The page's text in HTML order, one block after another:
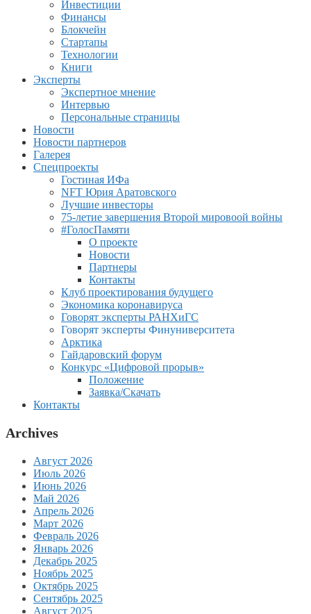
Инвестиции
Финансы
Блокчейн
Стартапы
Технологии
Книги
Эксперты
Экспертное мнение
Интервью
Персональные страницы
Новости
Новости партнеров
Галерея
Спецпроекты
Гостиная ИФа
NFT Юрия Аратовского
Лучшие инвесторы
75-летие завершения Второй мировоой войны
#ГолосПамяти
О проекте
Новости
Партнеры
Контакты
Клуб проектирования будущего
Экономика коронавируса
Говорят эксперты РАНХиГС
Говорят эксперты Финуниверситета
Арктика
Гайдаровский форум
Конкурс «Цифровой прорыв»
Положение
Заявка/Скачать
Контакты
Archives
Август 2026
Июль 2026
Июнь 2026
Май 2026
Апрель 2026
Март 2026
Февраль 2026
Январь 2026
Декабрь 2025
Ноябрь 2025
Октябрь 2025
Сентябрь 2025
Август 2025